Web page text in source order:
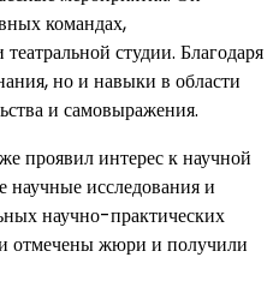
командах,
студии. Благодаря
но и навыки в области
и самовыражения.
проявил интерес к научной
исследования и
научно-практических
отмечены жюри и получили